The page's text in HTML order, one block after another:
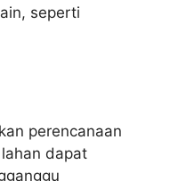
seperti
perencanaan
dapat